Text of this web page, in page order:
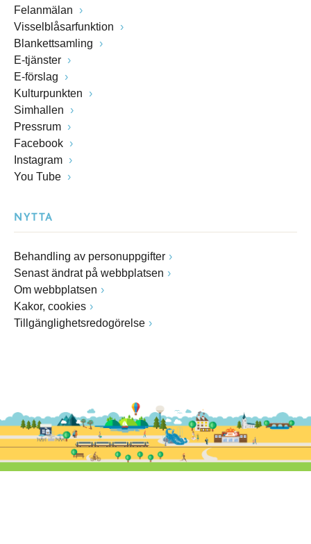
Felanmälan
Visselblåsarfunktion
Blankettsamling
E-tjänster
E-förslag
Kulturpunkten
Simhallen
Pressrum
Facebook
Instagram
You Tube
NYTTA
Behandling av personuppgifter
Senast ändrat på webbplatsen
Om webbplatsen
Kakor, cookies
Tillgänglighetsredogörelse